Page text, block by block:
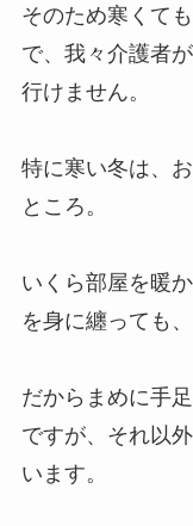
そのため寒くて
で、我々介護者
行けません。
特に寒い冬は、
ところ。
いくら部屋を暖
を身に纏っても
だからまめに手
ですが、それ以
います。